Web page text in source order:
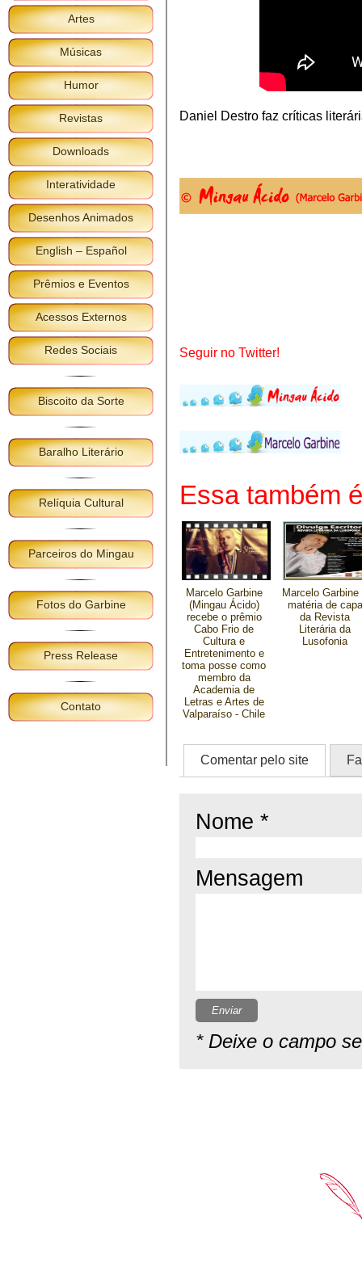
Artes
Músicas
Humor
Revistas
Downloads
Interatividade
Desenhos Animados
English – Español
Prêmios e Eventos
Acessos Externos
Redes Sociais
Biscoito da Sorte
Baralho Literário
Relíquia Cultural
Parceiros do Mingau
Fotos do Garbine
Press Release
Contato
Daniel Destro faz críticas
Seguir no Twitter!
Essa também
Marcelo Garbine
(Mingau Ácido)
recebe o prêmio
Cabo Frio de
Cultura e
Entretenimento e
toma posse como
membro da
Academia de
Letras e Artes de
Valparaíso - Chile
Marcelo Garbine
matéria de capa
da Revista
Literária da
Lusofonia
Comentar pelo site
Nome *
Mensagem
Enviar
* Deixe o campo